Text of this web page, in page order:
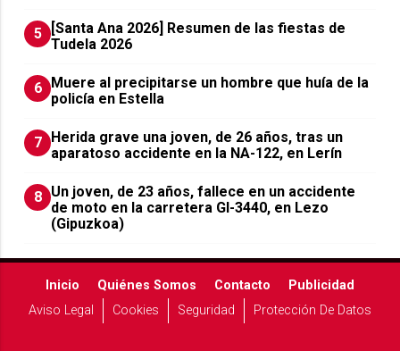
5
[Santa Ana 2026] Resumen de las fiestas de
Tudela 2026
6
Muere al precipitarse un hombre que huía de la
policía en Estella
7
Herida grave una joven, de 26 años, tras un
aparatoso accidente en la NA-122, en Lerín
8 Un joven, de 23 años, fallece en un accidente
de moto en la carretera GI-3440, en Lezo
(Gipuzkoa)
Inicio Quiénes Somos Contacto
Publicidad
Aviso Legal
Cookies Seguridad Protección De Datos